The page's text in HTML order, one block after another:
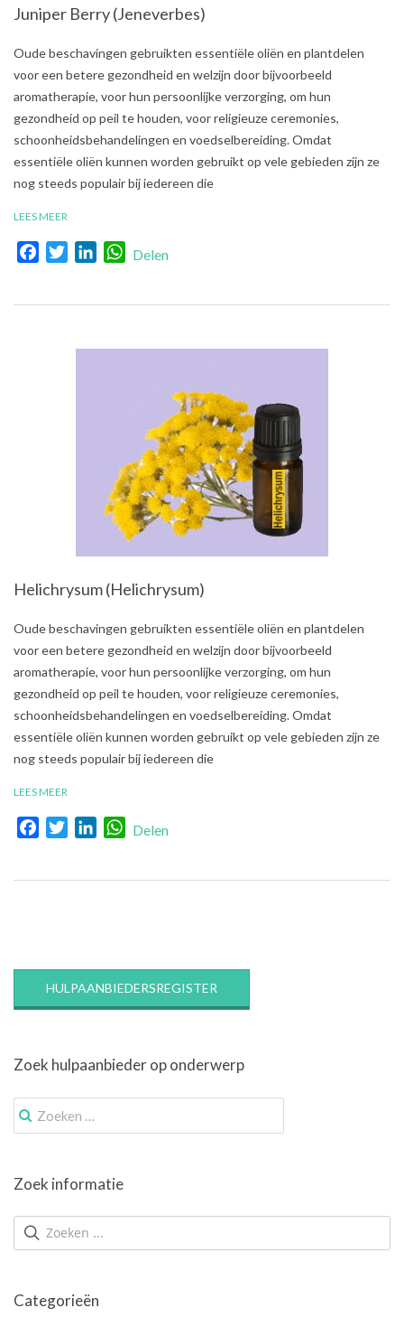
Juniper Berry (Jeneverbes)
2021-
Oude beschavingen gebruikten essentiële oliën en plantdelen
voor een betere gezondheid en welzijn door bijvoorbeeld
aromatherapie, voor hun persoonlijke verzorging, om hun
gezondheid op peil te houden, voor religieuze ceremonies,
schoonheidsbehandelingen en voedselbereiding. Omdat
essentiële oliën kunnen worden gebruikt op vele gebieden zijn ze
nog steeds populair bij iedereen die
LEES MEER
FacebookTwitterLinkedInWhatsApp
Delen
Helichrysum (Helichrysum)
2021-
Oude beschavingen gebruikten essentiële oliën en plantdelen
voor een betere gezondheid en welzijn door bijvoorbeeld
aromatherapie, voor hun persoonlijke verzorging, om hun
gezondheid op peil te houden, voor religieuze ceremonies,
schoonheidsbehandelingen en voedselbereiding. Omdat
essentiële oliën kunnen worden gebruikt op vele gebieden zijn ze
nog steeds populair bij iedereen die
LEES MEER
FacebookTwitterLinkedInWhatsApp
Delen
HULPAANBIEDERSREGISTER
Zoek hulpaanbieder op onderwerp
Zoek
Zoek informatie
Categorieën